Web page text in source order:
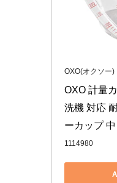
OXO(オクソー)
OXO 計量
洗機 対応
ーカップ
1114980